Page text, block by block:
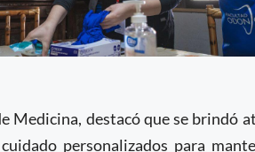
Medicina, destacó que se brindó
personalizados para